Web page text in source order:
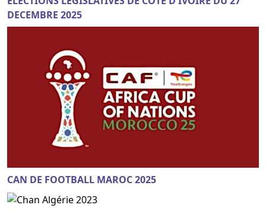
DECEMBRE 2025
CAN DE FOOTBALL MAROC 2025